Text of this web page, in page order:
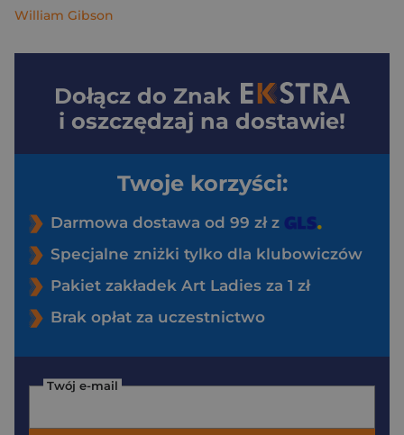
William Gibson
Dołącz do Znak
i oszczędzaj na dostawie!
Twoje korzyści:
Darmowa dostawa od 99 zł z
Specjalne zniżki tylko dla klubowiczów
Pakiet zakładek Art Ladies za 1 zł
Brak opłat za uczestnictwo
Twój e-mail